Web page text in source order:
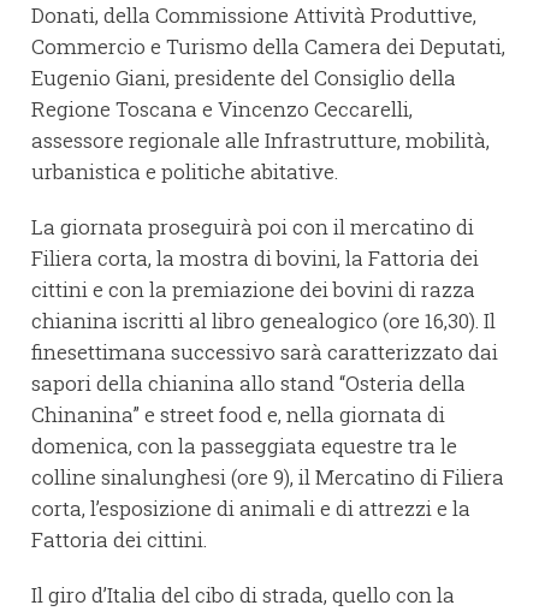
Donati, della Commissione Attività Produttive,
Commercio e Turismo della Camera dei Deputati,
Eugenio Giani, presidente del Consiglio della
Regione Toscana e Vincenzo Ceccarelli,
assessore regionale alle Infrastrutture, mobilità,
urbanistica e politiche abitative.
La giornata proseguirà poi con il mercatino di
Filiera corta, la mostra di bovini, la Fattoria dei
cittini e con la premiazione dei bovini di razza
chianina iscritti al libro genealogico (ore 16,30). Il
finesettimana successivo sarà caratterizzato dai
sapori della chianina allo stand “Osteria della
Chinanina” e street food e, nella giornata di
domenica, con la passeggiata equestre tra le
colline sinalunghesi (ore 9), il Mercatino di Filiera
corta, l’esposizione di animali e di attrezzi e la
Fattoria dei cittini.
Il giro d’Italia del cibo di strada, quello con la